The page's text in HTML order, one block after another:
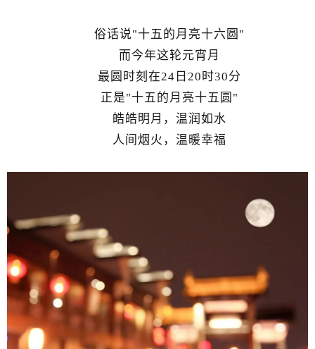
俗话说"十五的月亮十六圆"
而今年这轮元宵月
最圆时刻在24日20时30分
正是"十五的月亮十五圆"
皓皓明月，温润如水
人间烟火，温暖幸福